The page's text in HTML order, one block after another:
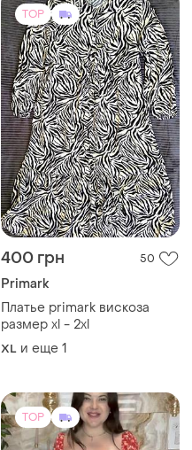
XL и еще 1
TOP
449 грн
Сукня повномірна с